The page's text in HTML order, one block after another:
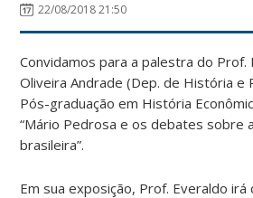
22/08/2018 21:50
Convidamos para a palestra do Prof.
Oliveira Andrade (Dep. de História e
Pós-graduação em História
“Mário Pedrosa e os debates sobre
brasileira”.
Em sua exposição, Prof. Everaldo irá